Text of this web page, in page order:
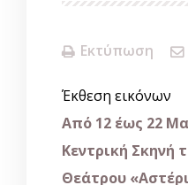
Εκτύπωση
Έκθεση εικόνων
Από 12 έως 22
Κεντρική Σκηνή
Θεάτρου